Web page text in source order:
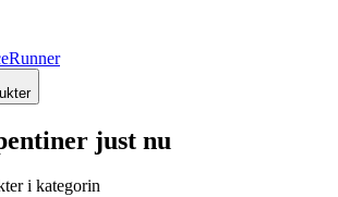
just nu
i kategorin